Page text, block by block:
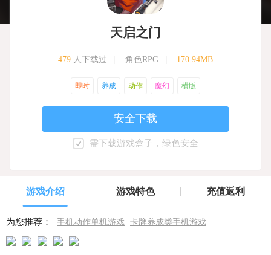
天启之门
479人下载过 角色RPG 170.94MB
即时 养成 动作 魔幻 横版
安全下载
需下载游戏盒子，绿色安全
游戏介绍 游戏特色 充值返利
为您推荐： 手机动作单机游戏 卡牌养成类手机游戏